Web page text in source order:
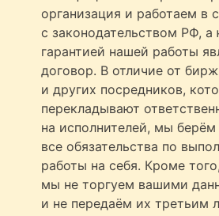
организация и работаем в
с законодательством РФ,
гарантией нашей работы
договор. В отличие от
и других посредников,
перекладывают
на исполнителей, мы берём
все обязательства по
работы на себя. Кроме того,
мы не торгуем вашими
и не передаём их третьим